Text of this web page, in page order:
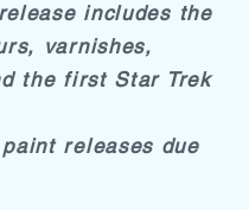
includes the
varnishes,
the first Star Trek
paint releases due